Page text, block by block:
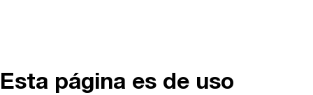
Esta página es de uso